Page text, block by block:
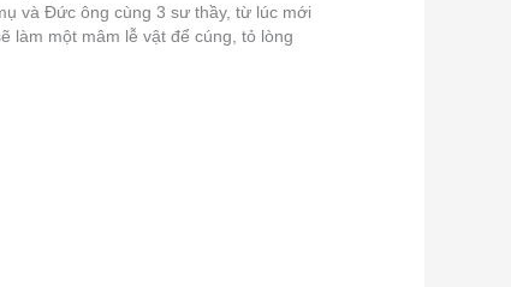
và Đức ông cùng 3 sư thầy, từ lúc mới
làm một mâm lễ vật để cúng, tỏ lòng